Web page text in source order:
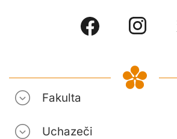
Fakulta
Uchazeči